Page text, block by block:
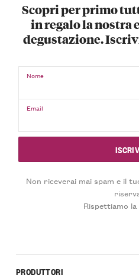
Scopri per primo
in regalo la nostra
degustazione.
Nome
Email
Non riceverai mai spam e il
Rispettiamo
PRODUTTORI